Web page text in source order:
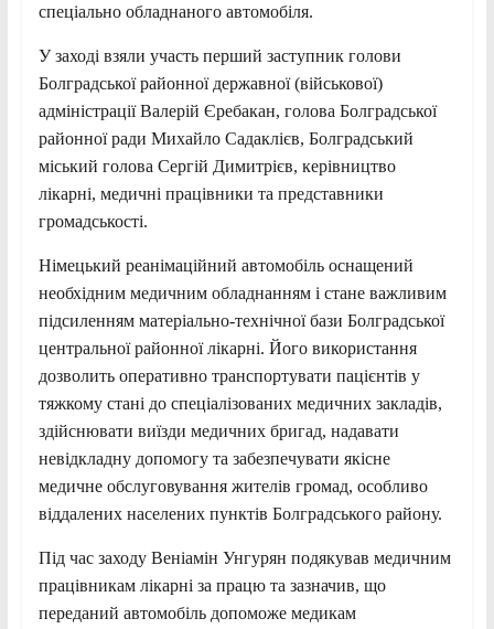
спеціально обладнаного автомобіля.
У заході взяли участь перший заступник голови
Болградської районної державної (військової)
адміністрації Валерій Єребакан, голова Болградської
районної ради Михайло Садаклієв, Болградський
міський голова Сергій Димитрієв, керівництво
лікарні, медичні працівники та представники
громадськості.
Німецький реанімаційний автомобіль оснащений
необхідним медичним обладнанням і стане важливим
підсиленням матеріально-технічної бази Болградської
центральної районної лікарні. Його використання
дозволить оперативно транспортувати пацієнтів у
тяжкому стані до спеціалізованих медичних закладів,
здійснювати виїзди медичних бригад, надавати
невідкладну допомогу та забезпечувати якісне
медичне обслуговування жителів громад, особливо
віддалених населених пунктів Болградського району.
Під час заходу Веніамін Унгурян подякував медичним
працівникам лікарні за працю та зазначив, що
переданий автомобіль допоможе медикам